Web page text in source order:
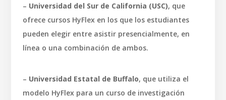
– Universidad del Sur de California (USC), que
ofrece cursos HyFlex en los que los estudiantes
pueden elegir entre asistir presencialmente, en
línea o una combinación de ambos.
– Universidad Estatal de Buffalo, que utiliza el
modelo HyFlex para un curso de investigación